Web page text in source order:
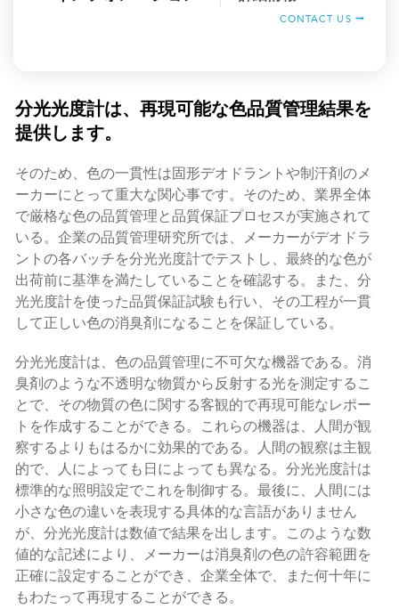
CONTACT US
分光光度計は、再現可能な色品質管理結果を
提供します。
そのため、色の一貫性は固形デオドラントや制汗剤のメ
ーカーにとって重大な関心事です。そのため、業界全体
で厳格な色の品質管理と品質保証プロセスが実施されて
いる。企業の品質管理研究所では、メーカーがデオドラ
ントの各バッチを分光光度計でテストし、最終的な色が
出荷前に基準を満たしていることを確認する。また、分
光光度計を使った品質保証試験も行い、その工程が一貫
して正しい色の消臭剤になることを保証している。
分光光度計は、色の品質管理に不可欠な機器である。消
臭剤のような不透明な物質から反射する光を測定するこ
とで、その物質の色に関する客観的で再現可能なレポー
トを作成することができる。これらの機器は、人間が観
察するよりもはるかに効果的である。人間の観察は主観
的で、人によっても日によっても異なる。分光光度計は
標準的な照明設定でこれを制御する。最後に、人間には
小さな色の違いを表現する具体的な言語がありません
が、分光光度計は数値で結果を出します。このような数
値的な記述により、メーカーは消臭剤の色の許容範囲を
正確に設定することができ、企業全体で、また何十年に
もわたって再現することができる。